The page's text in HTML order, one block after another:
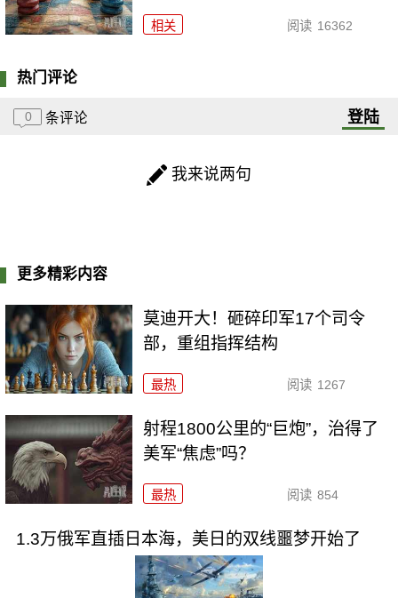
相关 阅读 16362
热门评论
0 条评论 登陆
我来说两句
更多精彩内容
莫迪开大！砸碎印军17个司令
部，重组指挥结构
最热 阅读 1267
射程1800公里的“巨炮”，治得了
美军“焦虑”吗？
最热 阅读 854
1.3万俄军直插日本海，美日的双线噩梦开始了